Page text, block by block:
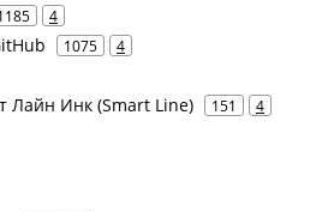
4
1075 4
Лайн Инк (Smart Line) 151 4